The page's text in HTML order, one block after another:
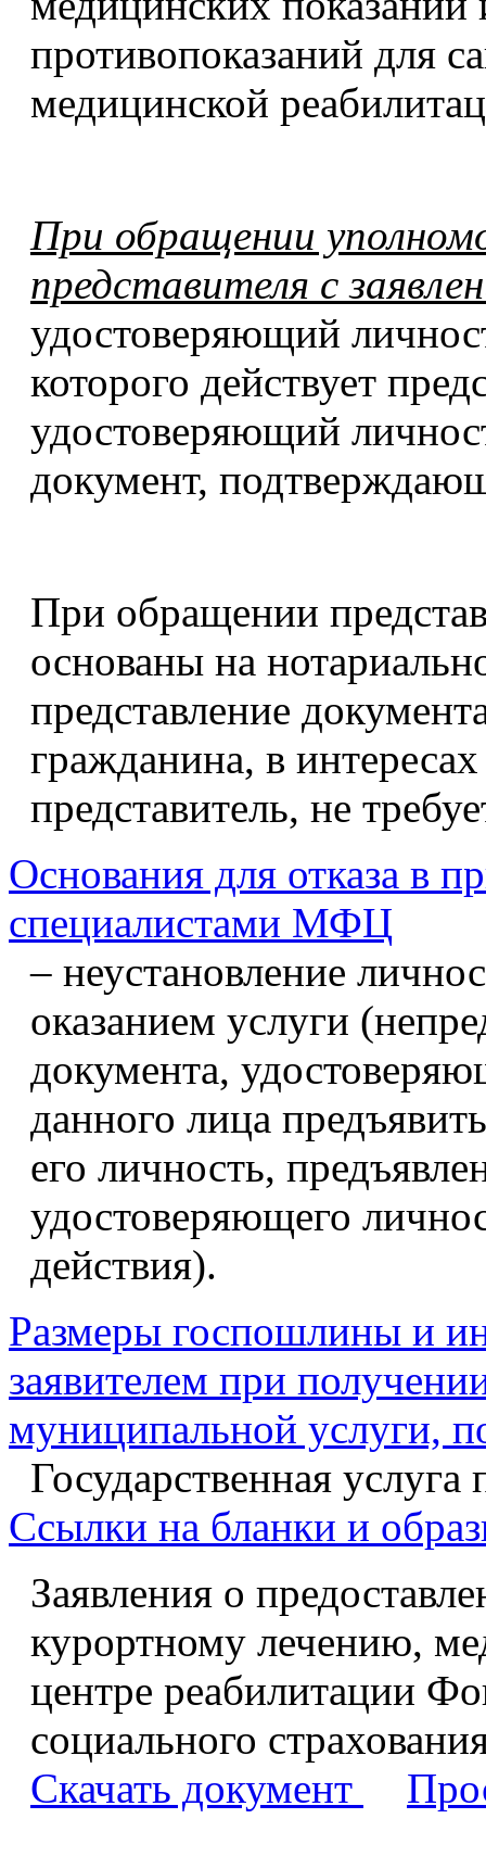
противопоказаний для
медицинской
При обращении
представителя с
удостоверяющий
которого действует
удостоверяющий
документ,
При обращении
основаны на
представление
гражданина, в интересах
представитель, не
Основания для отказа в
специалистами МФЦ
– неустановление
оказанием услуги
документа,
данного лица
его личность,
удостоверяющего
действия).
Размеры госпошлины и
заявителем при
муниципальной услуги,
Государственная услуга
Ссылки на бланки и
Заявления о
курортному лечению,
центре реабилитации
социального
Скачать документ